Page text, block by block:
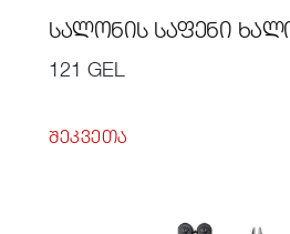
ᲡᲐᲚᲝᲜᲘᲡ ᲡᲐᲤᲔᲜᲘ
121 GEL
ᲨᲔᲙᲕᲔᲗᲐ